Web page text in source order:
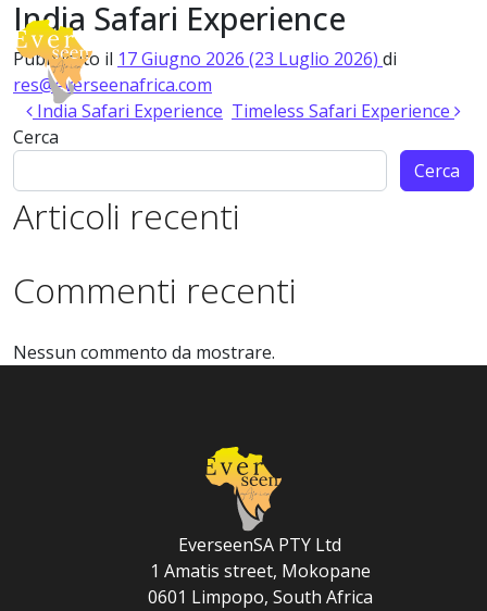
Vai al contenuto
Navigazione principale
India Safari Experience
Pubblicato il 17 Giugno 2026 (23 Luglio 2026) di
res@everseenafrica.com
Navigazione articoli
India Safari Experience Timeless Safari Experience
Cerca
Cerca
Articoli recenti
Commenti recenti
Nessun commento da mostrare.
EverseenSA PTY Ltd
1 Amatis street, Mokopane
0601 Limpopo, South Africa